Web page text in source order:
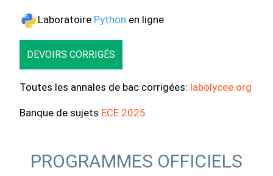
Laboratoire Python en ligne
DEVOIRS CORRIGÉS
Toutes les annales de bac corrigées: labolycee.org
Banque de sujets ECE 2025
PROGRAMMES OFFICIELS